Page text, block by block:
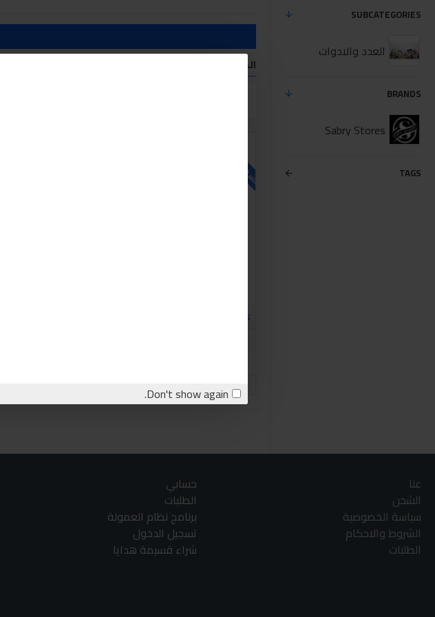
Don't show again.
SUBCATEGORIES
العدد والادوات
BRANDS
Sabry Stores
TAGS
المنتجات التي تفي معايير البحث
للاسف غير متوفر حاليا
Sabry Stores
عنا
الشحن
سياسة الخصوصية
الشروط والاحكام
الطلبات
حسابي
الطلبات
برنامج نظام العمولة
تسجيل الدخول
شراء قسيمة هدايا